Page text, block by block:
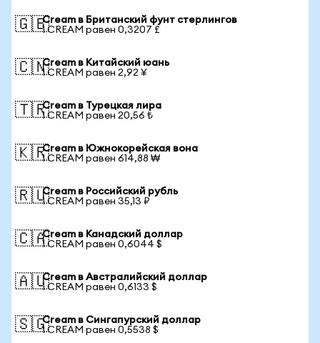
🇬🇧Cream в Британский фунт стерлингов
1 CREAM равен 0,3207 £
🇨🇳Cream в Китайский юань
1 CREAM равен 2,92 ¥
🇹🇷Cream в Турецкая лира
1 CREAM равен 20,56 ₺
🇰🇷Cream в Южнокорейская вона
1 CREAM равен 614,88 ₩
🇷🇺Cream в Российский рубль
1 CREAM равен 35,13 ₽
🇨🇦Cream в Канадский доллар
1 CREAM равен 0,6044 $
🇦🇺Cream в Австралийский доллар
1 CREAM равен 0,6133 $
🇸🇬Cream в Сингапурский доллар
1 CREAM равен 0,5538 $